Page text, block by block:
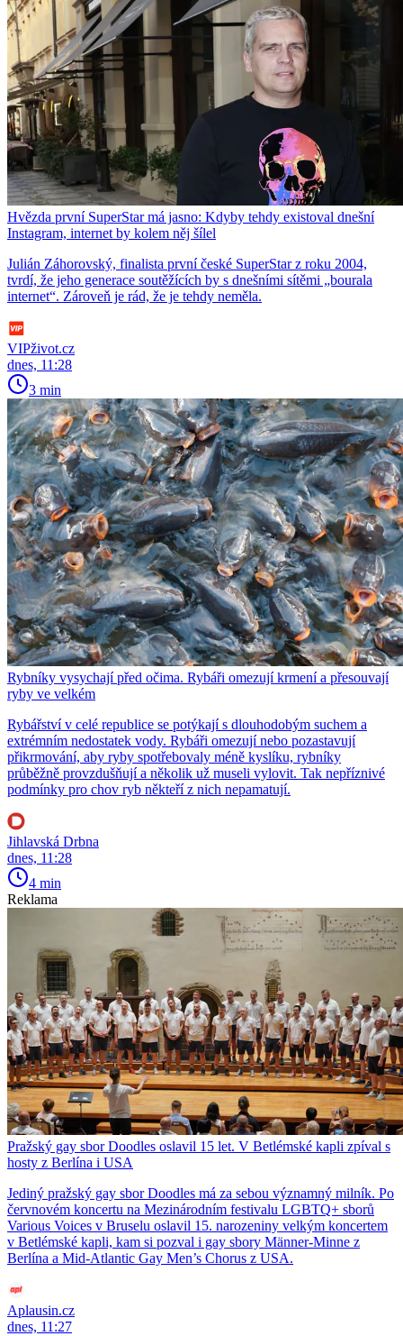
Hvězda první SuperStar má jasno: Kdyby tehdy existoval dnešní
Instagram, internet by kolem něj šílel
Julián Záhorovský, finalista první české SuperStar z roku 2004,
tvrdí, že jeho generace soutěžících by s dnešními sítěmi „bourala
internet“. Zároveň je rád, že je tehdy neměla.
VIPživot.cz
dnes, 11:28
3 min
Rybníky vysychají před očima. Rybáři omezují krmení a přesouvají
ryby ve velkém
Rybářství v celé republice se potýkají s dlouhodobým suchem a
extrémním nedostatek vody. Rybáři omezují nebo pozastavují
přikrmování, aby ryby spotřebovaly méně kyslíku, rybníky
průběžně provzdušňují a několik už museli vylovit. Tak nepříznivé
podmínky pro chov ryb někteří z nich nepamatují.
Jihlavská Drbna
dnes, 11:28
4 min
Reklama
Pražský gay sbor Doodles oslavil 15 let. V Betlémské kapli zpíval s
hosty z Berlína i USA
Jediný pražský gay sbor Doodles má za sebou významný milník. Po
červnovém koncertu na Mezinárodním festivalu LGBTQ+ sborů
Various Voices v Bruselu oslavil 15. narozeniny velkým koncertem
v Betlémské kapli, kam si pozval i gay sbory Männer-Minne z
Berlína a Mid-Atlantic Gay Men’s Chorus z USA.
Aplausin.cz
dnes, 11:27